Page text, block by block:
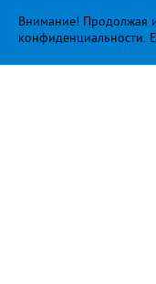
Внимание! Продолжая
конфиденциальности.